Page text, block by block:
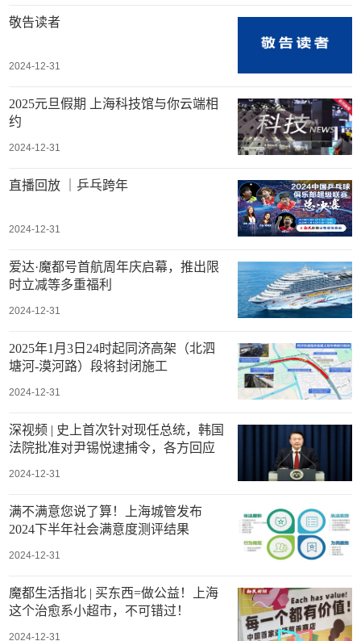
敬告读者
2024-12-31
2025元旦假期 上海科技馆与你云端相
约
2024-12-31
直播回放 ｜乒乓跨年
2024-12-31
爱达·魔都号首航周年庆启幕，推出限
时立减等多重福利
2024-12-31
2025年1月3日24时起同济高架（北泗
塘河-漠河路）段将封闭施工
2024-12-31
深视频 | 史上首次针对现任总统，韩国
法院批准对尹锡悦逮捕令，各方回应
2024-12-31
满不满意您说了算！上海城管发布
2024下半年社会满意度测评结果
2024-12-31
魔都生活指北 | 买东西=做公益！上海
这个治愈系小超市，不可错过！
2024-12-31